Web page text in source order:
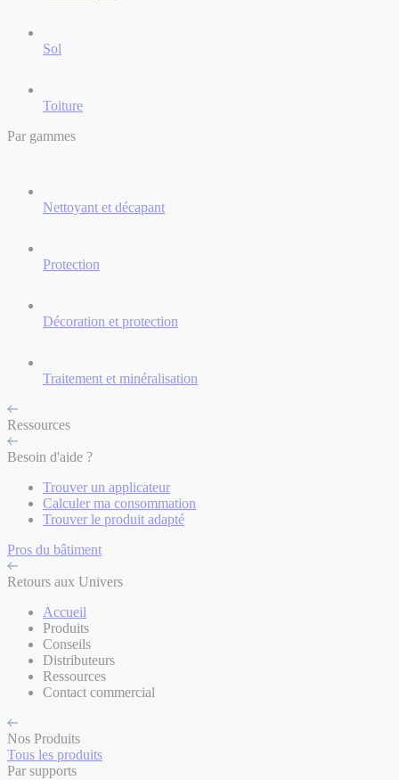
Sol
Toiture
Par gammes
Nettoyant et décapant
Protection
Décoration et protection
Traitement et minéralisation
Ressources
Besoin d'aide ?
Trouver un applicateur
Calculer ma consommation
Trouver le produit adapté
Pros du bâtiment
Retours aux Univers
Accueil
Produits
Conseils
Distributeurs
Ressources
Contact commercial
Nos Produits
Tous les produits
Par supports